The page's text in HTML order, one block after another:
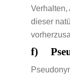
Verhalten,
dieser
f)